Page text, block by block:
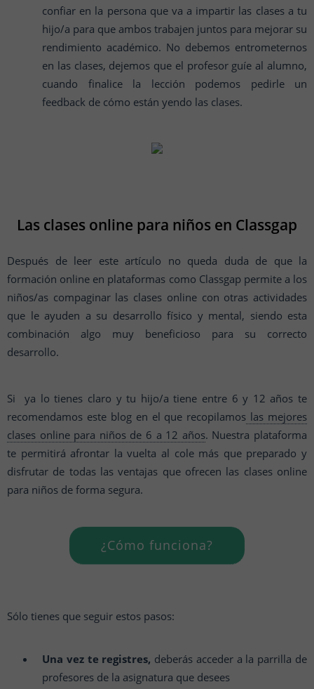
confiar en la persona que va a impartir las clases a tu
hijo/a para que ambos trabajen juntos para mejorar su
rendimiento académico. No debemos entrometernos
en las clases, dejemos que el profesor guíe al alumno,
cuando finalice la lección podemos pedirle un
feedback de cómo están yendo las clases.
Las clases online para niños en Classgap
Después de leer este artículo no queda duda de que la
formación online en plataformas como Classgap permite a los
niños/as compaginar las clases online con otras actividades
que le ayuden a su desarrollo físico y mental, siendo esta
combinación algo muy beneficioso para su correcto
desarrollo.
Si ya lo tienes claro y tu hijo/a tiene entre 6 y 12 años te
recomendamos este blog en el que recopilamos las mejores
clases online para niños de 6 a 12 años. Nuestra plataforma
te permitirá afrontar la vuelta al cole más que preparado y
disfrutar de todas las ventajas que ofrecen las clases online
para niños de forma segura.
¿Cómo funciona?
Sólo tienes que seguir estos pasos:
Una vez te registres, deberás acceder a la parrilla de
profesores de la asignatura que desees